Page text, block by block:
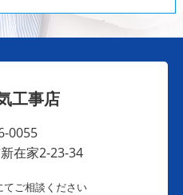
工事店
0055
在家2-23-34
てご相談ください